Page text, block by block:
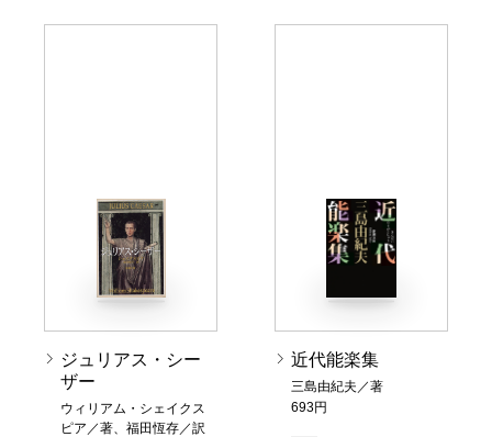
ジュリアス・シー
ザー
ウィリアム・シェイクス
ピア／著、福田恆存／訳
近代能楽集
三島由紀夫／著
693円